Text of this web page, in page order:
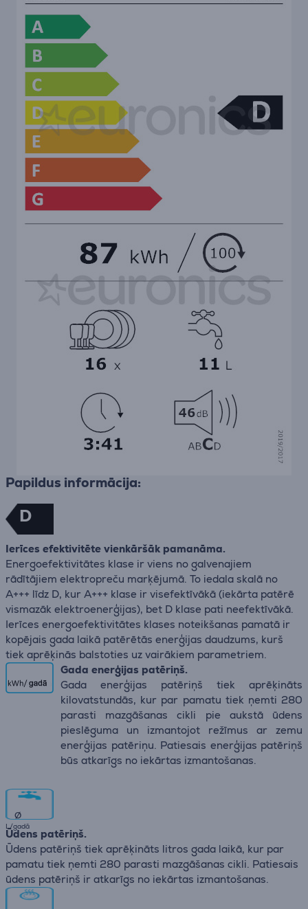
Papildus informācija:
D
Ierīces efektivitēte vienkāršāk pamanāma.
Energoefektivitātes klase ir viens no galvenajiem
rādītājiem elektropreču marķējumā. To iedala skalā no
A+++ līdz D, kur A+++ klase ir visefektīvākā (iekārta patērē
vismazāk elektroenerģijas), bet D klase pati neefektīvākā.
Ierīces energoefektivitātes klases noteikšanas pamatā ir
kopējais gada laikā patērētās enerģijas daudzums, kurš
tiek aprēķinās balstoties uz vairākiem parametriem.
Gada enerģijas patēriņš.
Gada enerģijas patēriņš tiek aprēķināts
kilovatstundās, kur par pamatu tiek ņemti 280
parasti mazgāšanas cikli pie aukstā ūdens
pieslēguma un izmantojot režīmus ar zemu
enerģijas patēriņu. Patiesais enerģijas patēriņš
būs atkarīgs no iekārtas izmantošanas.
∅
L/gadā
Ūdens patēriņš.
Ūdens patēriņš tiek aprēķināts litros gada laikā, kur par
pamatu tiek ņemti 280 parasti mazgāšanas cikli. Patiesais
ūdens patēriņš ir atkarīgs no iekārtas izmantošanas.